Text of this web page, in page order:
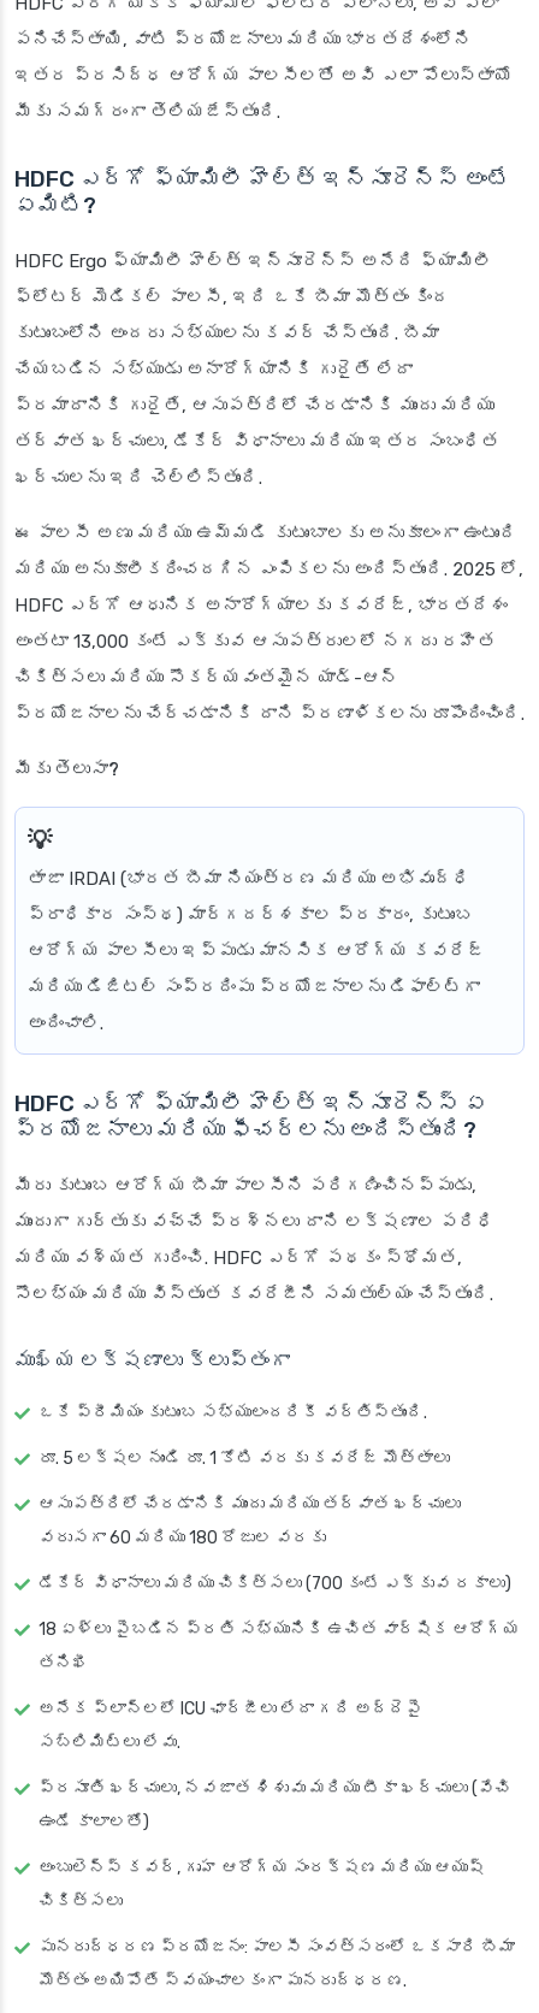
పనిచేస్తాయి, వాటి ప్రయోజనాలు మరియు భారతదేశంలోని
ఇతర ప్రసిద్ధ ఆరోగ్య పాలసీలతో అవి ఎలా పోలుస్తాయో
మీకు సమగ్రంగా తెలియజేస్తుంది.
HDFC ఎర్గో ఫ్యామిలీ హెల్త్ ఇన్సూరెన్స్ అంటే
ఏమిటి?
HDFC Ergo ఫ్యామిలీ హెల్త్ ఇన్సూరెన్స్ అనేది ఫ్యామిలీ
ఫ్లోటర్ మెడికల్ పాలసీ, ఇది ఒకే బీమా మొత్తం కింద
కుటుంబంలోని అందరు సభ్యులను కవర్ చేస్తుంది. బీమా
చేయబడిన సభ్యుడు అనారోగ్యానికి గురైతే లేదా
ప్రమాదానికి గురైతే, ఆసుపత్రిలో చేరడానికి ముందు మరియు
తర్వాత ఖర్చులు, డేకేర్ విధానాలు మరియు ఇతర సంబంధిత
ఖర్చులను ఇది చెల్లిస్తుంది.
ఈ పాలసీ అణు మరియు ఉమ్మడి కుటుంబాలకు అనుకూలంగా ఉంటుంది
మరియు అనుకూలీకరించదగిన ఎంపికలను అందిస్తుంది. 2025 లో,
HDFC ఎర్గో ఆధునిక అనారోగ్యాలకు కవరేజ్, భారతదేశం
అంతటా 13,000 కంటే ఎక్కువ ఆసుపత్రులలో నగదు రహిత
చికిత్సలు మరియు సౌకర్యవంతమైన యాడ్-ఆన్
ప్రయోజనాలను చేర్చడానికి దాని ప్రణాళికలను రూపొందించింది.
మీకు తెలుసా?
తాజా IRDAI (భారత బీమా నియంత్రణ మరియు అభివృద్ధి
ప్రాధికార సంస్థ) మార్గదర్శకాల ప్రకారం, కుటుంబ
ఆరోగ్య పాలసీలు ఇప్పుడు మానసిక ఆరోగ్య కవరేజ్
మరియు డిజిటల్ సంప్రదింపు ప్రయోజనాలను డిఫాల్ట్‌గా
అందించాలి.
HDFC ఎర్గో ఫ్యామిలీ హెల్త్ ఇన్సూరెన్స్ ఏ
ప్రయోజనాలు మరియు ఫీచర్లను అందిస్తుంది?
మీరు కుటుంబ ఆరోగ్య బీమా పాలసీని పరిగణించినప్పుడు,
ముందుగా గుర్తుకు వచ్చే ప్రశ్నలు దాని లక్షణాల పరిధి
మరియు వశ్యత గురించి. HDFC ఎర్గో పథకం స్థోమత,
సౌలభ్యం మరియు విస్తృత కవరేజీని సమతుల్యం చేస్తుంది.
ముఖ్య లక్షణాలు క్లుప్తంగా
ఒకే ప్రీమియం కుటుంబ సభ్యులందరికీ వర్తిస్తుంది.
రూ. 5 లక్షల నుండి రూ. 1 కోటి వరకు కవరేజ్ మొత్తాలు
ఆసుపత్రిలో చేరడానికి ముందు మరియు తర్వాత ఖర్చులు
వరుసగా 60 మరియు 180 రోజుల వరకు
డేకేర్ విధానాలు మరియు చికిత్సలు (700 కంటే ఎక్కువ రకాలు)
18 ఏళ్లు పైబడిన ప్రతి సభ్యునికి ఉచిత వార్షిక ఆరోగ్య
తనిఖీ
అనేక ప్లాన్‌లలో ICU ఛార్జీలు లేదా గది అద్దెపై
సబ్‌లిమిట్లు లేవు.
ప్రసూతి ఖర్చులు, నవజాత శిశువు మరియు టీకా ఖర్చులు (వేచి
ఉండే కాలాలతో)
అంబులెన్స్ కవర్, గృహ ఆరోగ్య సంరక్షణ మరియు ఆయుష్
చికిత్సలు
పునరుద్ధరణ ప్రయోజనం: పాలసీ సంవత్సరంలో ఒకసారి బీమా
మొత్తం అయిపోతే స్వయంచాలకంగా పునరుద్ధరణ.